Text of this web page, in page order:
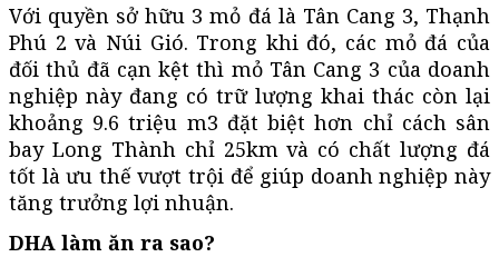
Với quyền sở hữu 3 mỏ đá là Tân Cang 3, Thạnh
Phú 2 và Núi Gió. Trong khi đó, các mỏ đá của
đối thủ đã cạn kệt thì mỏ Tân Cang 3 của doanh
nghiệp này đang có trữ lượng khai thác còn lại
khoảng 9.6 triệu m3 đặt biệt hơn chỉ cách sân
bay Long Thành chỉ 25km và có chất lượng đá
tốt là ưu thế vượt trội để giúp doanh nghiệp này
tăng trưởng lợi nhuận.
DHA làm ăn ra sao?